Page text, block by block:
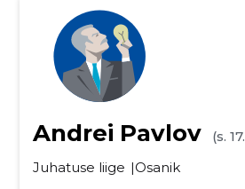
Andrei Pavlov
(s.
Juhatuse liige
Osanik